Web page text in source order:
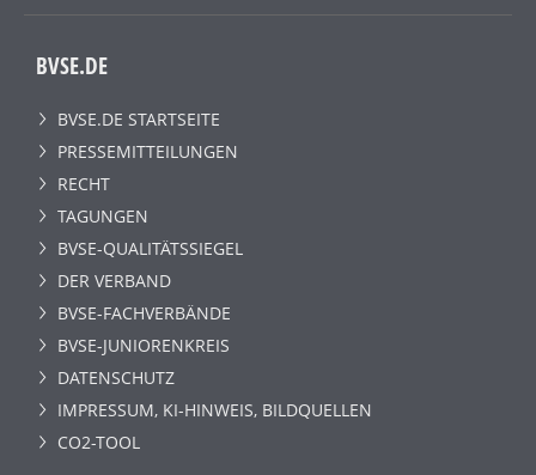
BVSE.DE
BVSE.DE STARTSEITE
PRESSEMITTEILUNGEN
RECHT
TAGUNGEN
BVSE-QUALITÄTSSIEGEL
DER VERBAND
BVSE-FACHVERBÄNDE
BVSE-JUNIORENKREIS
DATENSCHUTZ
IMPRESSUM, KI-HINWEIS, BILDQUELLEN
CO2-TOOL